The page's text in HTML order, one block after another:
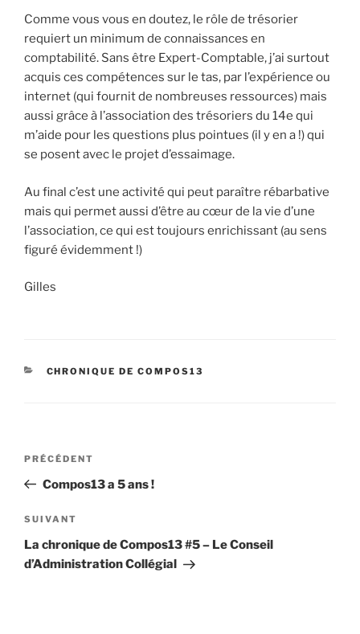
Comme vous vous en doutez, le rôle de trésorier
requiert un minimum de connaissances en
comptabilité. Sans être Expert-Comptable, j’ai surtout
acquis ces compétences sur le tas, par l’expérience ou
internet (qui fournit de nombreuses ressources) mais
aussi grâce à l’association des trésoriers du 14e qui
m’aide pour les questions plus pointues (il y en a !) qui
se posent avec le projet d’essaimage.
Au final c’est une activité qui peut paraître rébarbative
mais qui permet aussi d’être au cœur de la vie d’une
l’association, ce qui est toujours enrichissant (au sens
figuré évidemment !)
Gilles
CATÉGORIES
CHRONIQUE DE COMPOS13
Navigation
l’article
Article
précédent
PRÉCÉDENT
Compos13 a 5 ans !
Article
suivant
SUIVANT
La chronique de Compos13 #5 – Le Conseil
d’Administration Collégial